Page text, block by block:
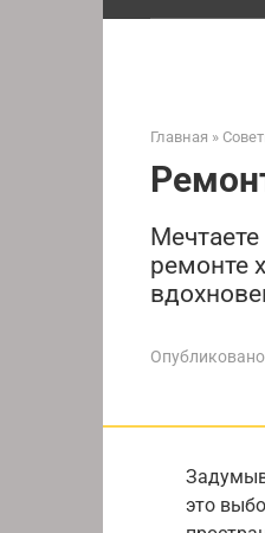
Главная »
ремонте
это